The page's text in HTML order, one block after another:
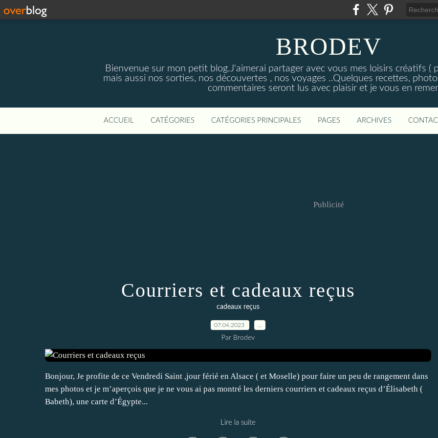
BRODEV
Bienvenue sur mon petit blog.J'aimerai partager avec vous mes loisirs créatifs (
mais aussi nos sorties, nos découvertes , nos voyages ..Quelques recettes,
commentaires seront lus avec plaisir et je vous en
ACCUEIL CATÉGORIES CATÉGORIES PRINCIPALES PAGES ARCHIVES
Publicité
Courriers et cadeaux reçus
cadeaux reçus
07.04.2023
Par Brodev
Bonjour, Je profite de ce Vendredi Saint ,jour férié en Alsace ( et Moselle) pour faire un peu de rangement dans
mes photos et je m’aperçois que je ne vous ai pas montré les derniers courriers et cadeaux reçus d’Élisabeth (
Babeth), une carte d’Égypte...
Lire la suite